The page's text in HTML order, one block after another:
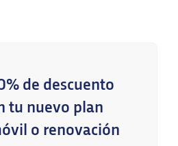
de descuento
tu nuevo plan
o renovación